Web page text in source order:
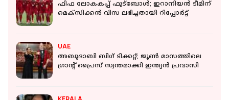
ഫിഫ ലോകകപ്പ് ഫുട്ബോൾ; ഇറാനിയൻ ടീമിന്
മെക്സിക്കൻ വിസ ലഭിച്ചതായി റിപ്പോർട്ട്
UAE
അബുദാബി ബി​ഗ് ടിക്കറ്റ്; ജൂൺ മാസത്തിലെ ​
ഗ്രാന്റ് പ്രൈസ് സ്വന്തമാക്കി ഇന്ത്യൻ പ്രവാസി